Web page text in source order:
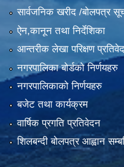
सार्वजनिक खरीद /बोलपत्र
ऐन,कानून तथा निर्देशिका
आन्तरीक लेखा परिक्षण
नगरपालिका बोर्डको निर्णयहरु
नगरपालिकाको निर्णयहरु
बजेट तथा कार्यक्रम
वार्षिक प्रगति प्रतिवेदन
शिलबन्दी बोलपत्र आह्वान